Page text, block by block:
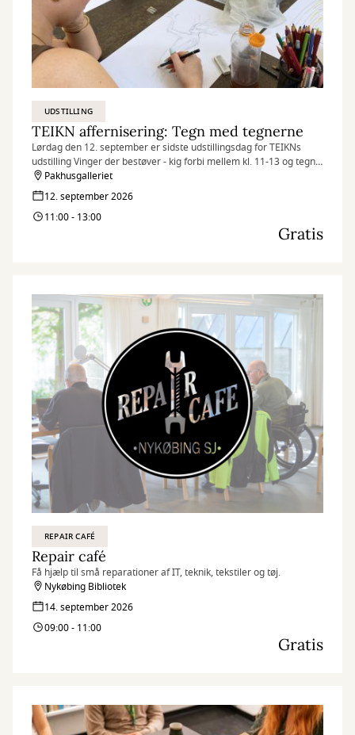
UDSTILLING
TEIKN affernisering: Tegn med tegnerne
Lørdag den 12. september er sidste udstillingsdag for TEIKNs
udstilling Vinger der bestøver - kig forbi mellem kl. 11-13 og tegn
med tegnerne.
Pakhusgalleriet
12. september 2026
11:00 - 13:00
Gratis
REPAIR CAFÉ
Repair café
Få hjælp til små reparationer af IT, teknik, tekstiler og tøj.
Nykøbing Bibliotek
14. september 2026
09:00 - 11:00
Gratis